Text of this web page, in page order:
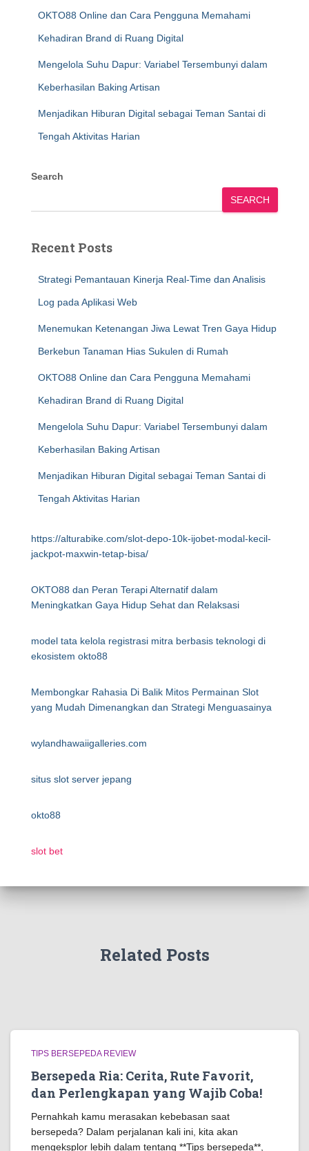
OKTO88 Online dan Cara Pengguna Memahami
Kehadiran Brand di Ruang Digital
Mengelola Suhu Dapur: Variabel Tersembunyi dalam
Keberhasilan Baking Artisan
Menjadikan Hiburan Digital sebagai Teman Santai di
Tengah Aktivitas Harian
Search
SEARCH
Recent Posts
Strategi Pemantauan Kinerja Real-Time dan Analisis
Log pada Aplikasi Web
Menemukan Ketenangan Jiwa Lewat Tren Gaya Hidup
Berkebun Tanaman Hias Sukulen di Rumah
OKTO88 Online dan Cara Pengguna Memahami
Kehadiran Brand di Ruang Digital
Mengelola Suhu Dapur: Variabel Tersembunyi dalam
Keberhasilan Baking Artisan
Menjadikan Hiburan Digital sebagai Teman Santai di
Tengah Aktivitas Harian
https://alturabike.com/slot-depo-10k-ijobet-modal-kecil-
jackpot-maxwin-tetap-bisa/
OKTO88 dan Peran Terapi Alternatif dalam
Meningkatkan Gaya Hidup Sehat dan Relaksasi
model tata kelola registrasi mitra berbasis teknologi di
ekosistem okto88
Membongkar Rahasia Di Balik Mitos Permainan Slot
yang Mudah Dimenangkan dan Strategi Menguasainya
wylandhawaiigalleries.com
situs slot server jepang
okto88
slot bet
Related Posts
TIPS BERSEPEDA REVIEW
Bersepeda Ria: Cerita, Rute Favorit,
dan Perlengkapan yang Wajib Coba!
Pernahkah kamu merasakan kebebasan saat
bersepeda? Dalam perjalanan kali ini, kita akan
mengeksplor lebih dalam tentang **Tips bersepeda**,